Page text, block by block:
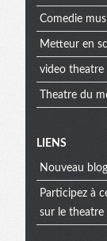
Comedie
Metteur en
video theatre
Theatre du
LIENS
Nouveau
Participez à
sur le theatre